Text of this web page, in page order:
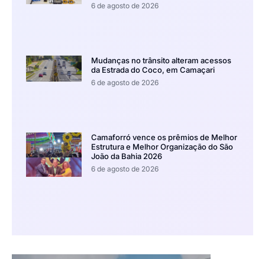
6 de agosto de 2026
Mudanças no trânsito alteram acessos
da Estrada do Coco, em Camaçari
6 de agosto de 2026
Camaforró vence os prêmios de Melhor
Estrutura e Melhor Organização do São
João da Bahia 2026
6 de agosto de 2026